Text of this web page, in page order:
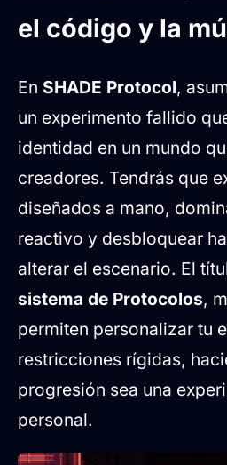
el código y la
En SHADE Protocol,
un experimento fallido
identidad en un mundo
creadores. Tendrás que
diseñados a mano,
reactivo y desbloquear
alterar el escenario. El
sistema de Protocolos,
permiten personalizar tu
restricciones rígidas,
progresión sea una
personal.